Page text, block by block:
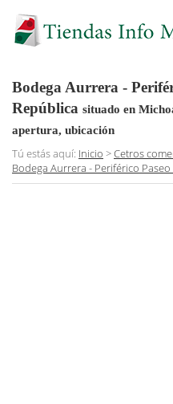
Bodega Aurrera -
República situado en
apertura, ubicación
Tú estás aquí: Inicio >Cetros
Bodega Aurrera - Periférico